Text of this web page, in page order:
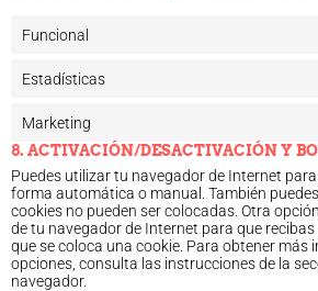
Funcional
Estadísticas
Marketing
8. ACTIVACIÓN/DESACTIVACIÓN Y
Puedes utilizar tu navegador de Internet
forma automática o manual. También
cookies no pueden ser colocadas. Otra
de tu navegador de Internet para que
que se coloca una cookie. Para obtener más
opciones, consulta las instrucciones de la
navegador.